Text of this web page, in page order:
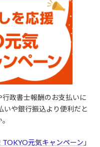
政書士報酬のお支払いに
いや銀行振込より便利だと
TOKYO元気キャンペーン 」